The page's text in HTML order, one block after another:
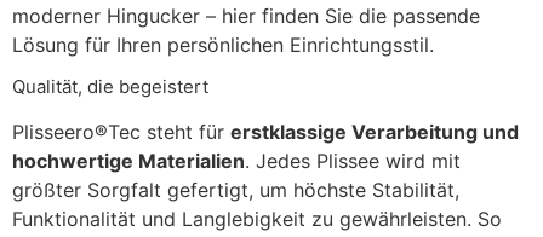
moderner Hingucker – hier finden Sie die passende
Lösung für Ihren persönlichen Einrichtungsstil.
Qualität, die begeistert
Plisseero®Tec steht für erstklassige Verarbeitung und
hochwertige Materialien. Jedes Plissee wird mit
größter Sorgfalt gefertigt, um höchste Stabilität,
Funktionalität und Langlebigkeit zu gewährleisten. So